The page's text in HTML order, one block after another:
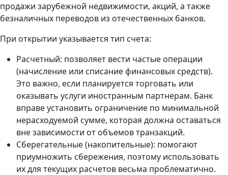
продажи зарубежной недвижимости, акций, а также
безналичных переводов из отечественных банков.
При открытии указывается тип счета:
Расчетный: позволяет вести частые операции
(начисление или списание финансовых средств).
Это важно, если планируется торговать или
оказывать услуги иностранным партнерам. Банк
вправе установить ограничение по минимальной
нерасходуемой сумме, которая должна оставаться
вне зависимости от объемов транзакций.
Сберегательные (накопительные): помогают
приумножить сбережения, поэтому использовать
их для текущих расчетов весьма проблематично.